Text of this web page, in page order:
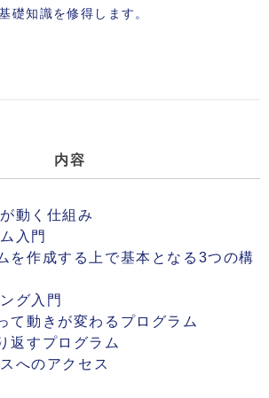
礎知識を修得します。
内容
動く仕組み
入門
を作成する上で基本となる3つの構
グ入門
て動きが変わるプログラム
返すプログラム
へのアクセス